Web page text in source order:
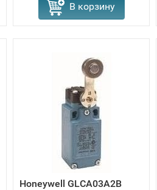
В корзину
Honeywell GLCA03A2B